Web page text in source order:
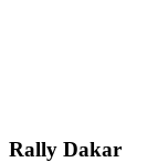
Rally Dakar